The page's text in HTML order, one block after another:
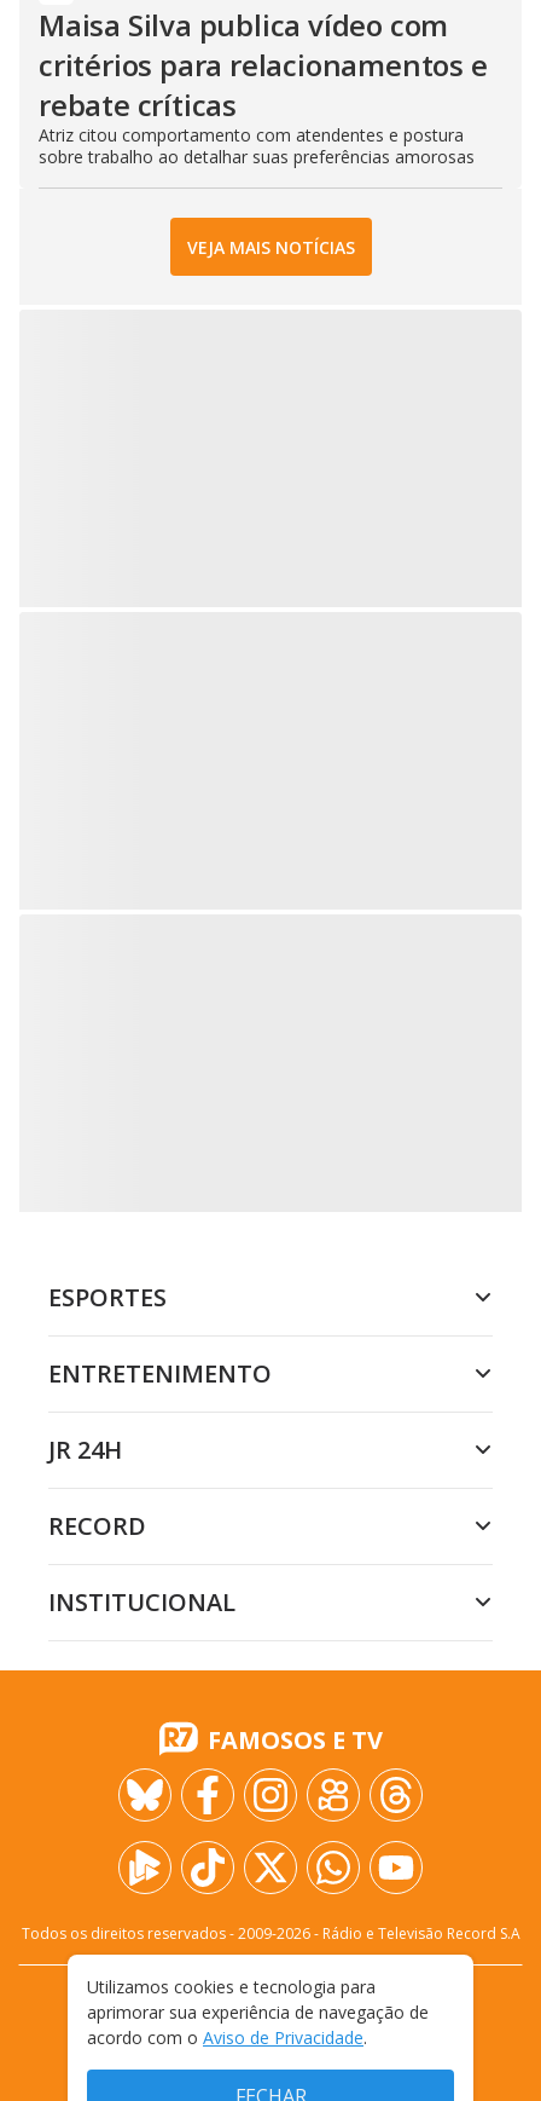
Maisa Silva publica vídeo com
critérios para relacionamentos e
rebate críticas
Atriz citou comportamento com atendentes e postura
sobre trabalho ao detalhar suas preferências amorosas
VEJA MAIS NOTÍCIAS
ESPORTES
ENTRETENIMENTO
JR 24H
RECORD
INSTITUCIONAL
FAMOSOS E TV
Todos os direitos reservados - 2009-2026- Rádio e Televisão Record S.A
FALE CONOSCO
PRIVACIDADE
TERMOS E CONDIÇÕES DE USO
Utilizamos cookies e tecnologia para
aprimorar sua experiência de navegação de
acordo com o Aviso de Privacidade.